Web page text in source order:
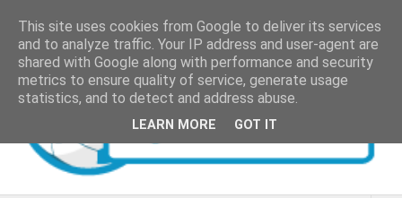
This site uses cookies from Google to deliver its services
and to analyze traffic. Your IP address and user-agent are
shared with Google along with performance and security
metrics to ensure quality of service, generate usage
statistics, and to detect and address abuse.
LEARN MORE GOT IT